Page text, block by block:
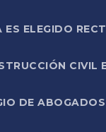
ELEGIDO
CIVIL
DE